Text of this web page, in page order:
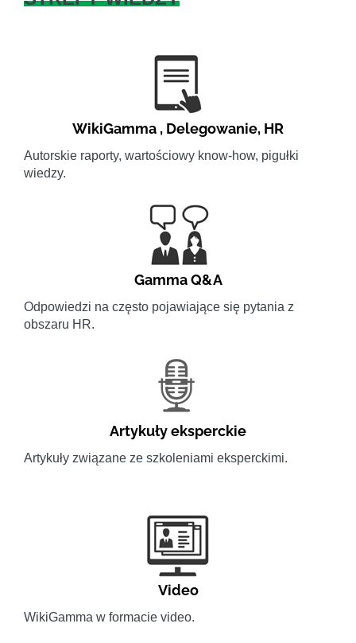
WikiGamma , Delegowanie, HR
Autorskie raporty, wartościowy know-how, pigułki
wiedzy.
Gamma Q&A
Odpowiedzi na często pojawiające się pytania z
obszaru HR.
Artykuły eksperckie
Artykuły związane ze szkoleniami eksperckimi.
Video
WikiGamma w formacie video.